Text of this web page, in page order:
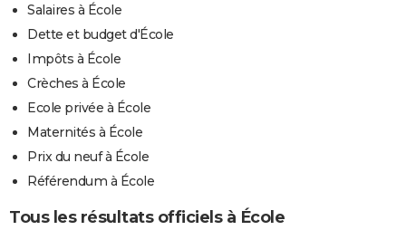
Salaires à École
Dette et budget d'École
Impôts à École
Crèches à École
Ecole privée à École
Maternités à École
Prix du neuf à École
Référendum à École
Tous les résultats officiels à École